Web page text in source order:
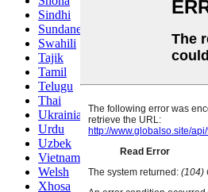
Sindhi
Sundanese
Swahili
Tajik
Tamil
Telugu
Thai
Ukrainian
Urdu
Uzbek
Vietnamese
Welsh
Xhosa